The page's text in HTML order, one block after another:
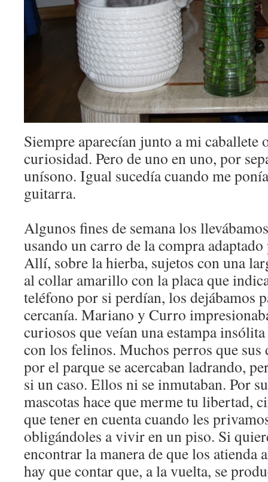
Siempre aparecían junto a mi caballete
curiosidad. Pero de uno en uno, por
unísono. Igual sucedía cuando me
guitarra.
Algunos fines de semana los
usando un carro de la compra
Allí, sobre la hierba, sujetos con una
al collar amarillo con la placa que
teléfono por si perdían, los dejábamos
cercanía. Mariano y Curro
curiosos que veían una estampa
con los felinos. Muchos perros que sus
por el parque se acercaban ladrando,
si un caso. Ellos ni se inmutaban. Por
mascotas hace que merme tu libertad,
que tener en cuenta cuando les
obligándoles a vivir en un piso. Si
encontrar la manera de que los atienda
hay que contar que, a la vuelta, se